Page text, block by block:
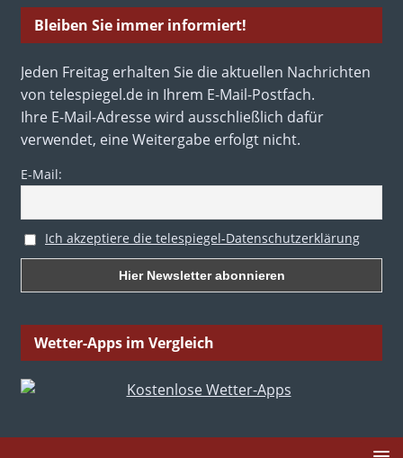
Bleiben Sie immer informiert!
Jeden Freitag erhalten Sie die aktuellen Nachrichten
von telespiegel.de in Ihrem E-Mail-Postfach.
Ihre E-Mail-Adresse wird ausschließlich dafür
verwendet, eine Weitergabe erfolgt nicht.
E-Mail:
Ich akzeptiere die telespiegel-Datenschutzerklärung
Wetter-Apps im Vergleich